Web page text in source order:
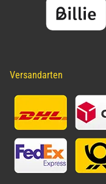
Versandarten